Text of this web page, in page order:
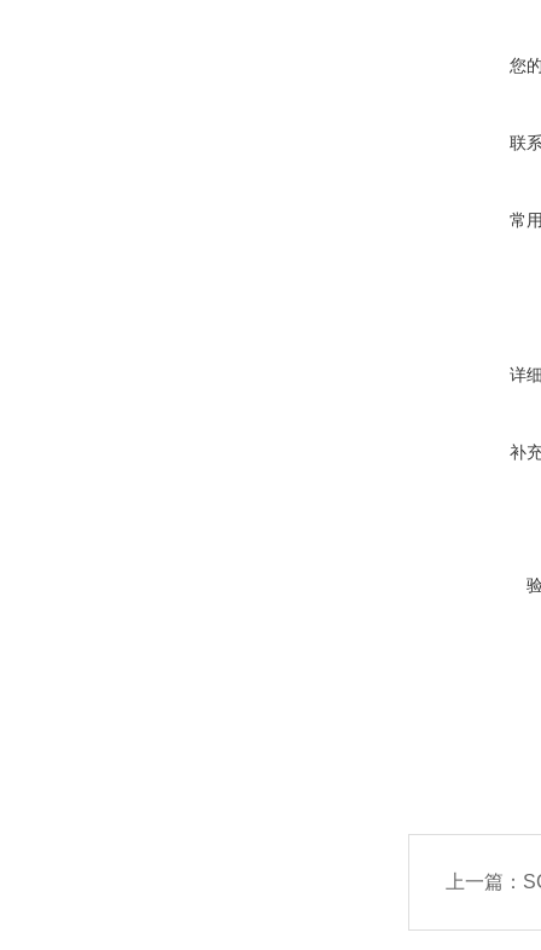
您
联
常
详
补
上一篇：